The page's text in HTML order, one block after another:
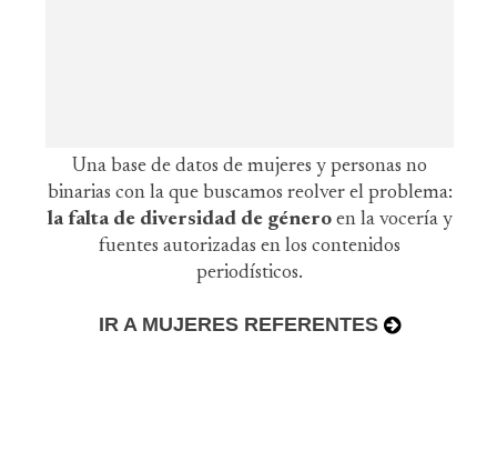
Una base de datos de mujeres y personas no
binarias con la que buscamos reolver el problema:
la falta de diversidad de género en la vocería y
fuentes autorizadas en los contenidos
periodísticos.
IR A MUJERES REFERENTES